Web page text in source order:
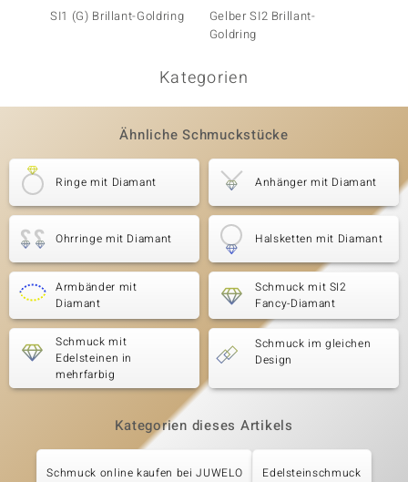
SI1 (G) Brillant-Goldring
Gelber SI2 Brillant-
Goldring
Kategorien
Ähnliche Schmuckstücke
Ringe mit Diamant Anhänger mit Diamant
Ohrringe mit Diamant Halsketten mit Diamant
Armbänder mit
Diamant
Schmuck mit SI2
Fancy-Diamant
Schmuck mit
Edelsteinen in
mehrfarbig
Schmuck im gleichen
Design
Kategorien dieses Artikels
Schmuck online kaufen bei JUWELO Edelsteinschmuck